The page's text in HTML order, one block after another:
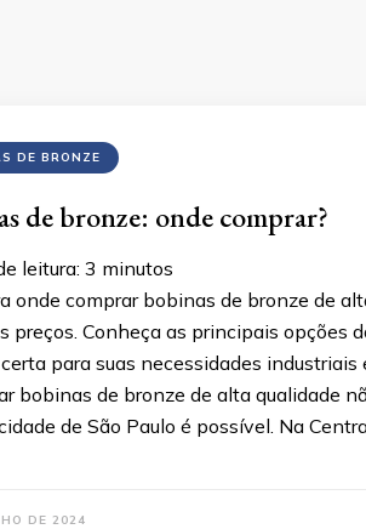
DE BRONZE
de bronze: onde comprar?
leitura: 3 minutos
onde comprar bobinas de bronze de
preços. Conheça as principais opções
para suas necessidades industriais
bobinas de bronze de alta qualidade
de São Paulo é possível. Na
DE 2024